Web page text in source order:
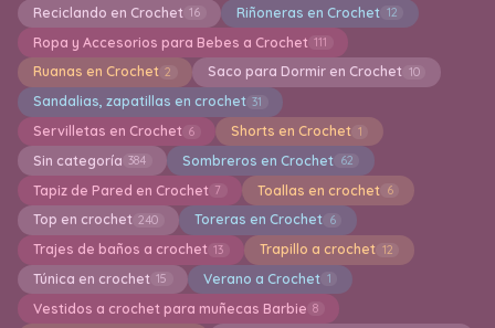
Reciclando en Crochet 16 Riñoneras en Crochet 12
Ropa y Accesorios para Bebes a Crochet 111
Ruanas en Crochet 2 Saco para Dormir en Crochet 10
Sandalias, zapatillas en crochet 31
Servilletas en Crochet 6 Shorts en Crochet 1
Sin categoría 384 Sombreros en Crochet 62
Tapiz de Pared en Crochet 7 Toallas en crochet 6
Top en crochet 240 Toreras en Crochet 6
Trajes de baños a crochet 13 Trapillo a crochet 12
Túnica en crochet 15 Verano a Crochet 1
Vestidos a crochet para muñecas Barbie 8